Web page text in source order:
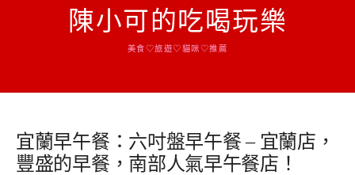
陳小可的吃喝玩樂
美食♡旅遊♡貓咪♡推薦
宜蘭早午餐：六吋盤早午餐 – 宜蘭店，
豐盛的早餐，南部人氣早午餐店！